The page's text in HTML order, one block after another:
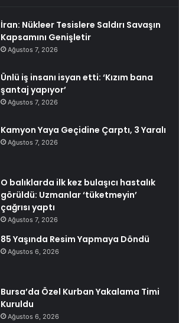
İran: Nükleer Tesislere Saldırı Savaşın
Kapsamını Genişletir
Ağustos 7, 2026
Ünlü iş insanı isyan etti: ‘Kızım bana
şantaj yapıyor’
Ağustos 7, 2026
Kamyon Yaya Geçidine Çarptı, 3 Yaralı
Ağustos 7, 2026
O balıklarda ilk kez bulaşıcı hastalık
görüldü: Uzmanlar ‘tüketmeyin’
çağrısı yaptı
Ağustos 7, 2026
85 Yaşında Resim Yapmaya Döndü
Ağustos 6, 2026
Bursa’da Özel Kurban Yakalama Timi
Kuruldu
Ağustos 6, 2026